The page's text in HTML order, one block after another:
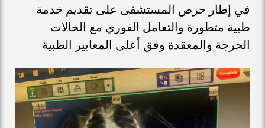
في إطار حرص المستشفى على تقديم خدمة
طبية متطورة والتعامل الفوري مع الحالات
الحرجة والمعقدة وفق أعلى المعايير الطبية